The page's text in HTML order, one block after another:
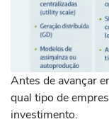
Antes de avançar
qual tipo de
investimento.